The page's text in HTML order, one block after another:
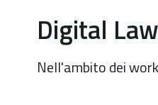
Digital
Nell'ambito dei